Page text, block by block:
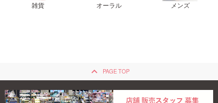
雑貨 オーラル メンズ
keyboard_arrow_up PAGE TOP